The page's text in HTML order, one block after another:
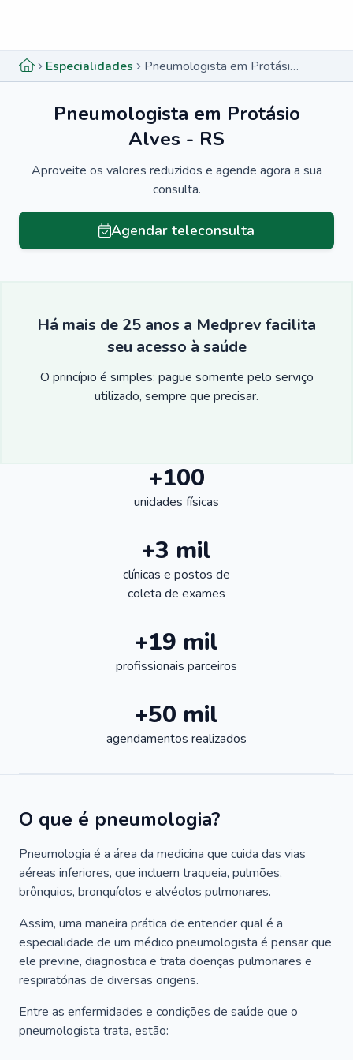
Especialidades Pneumologista em Protásio Alves - RS
Pneumologista em Protásio
Alves - RS
Aproveite os valores reduzidos e agende agora a sua
consulta.
Agendar teleconsulta
Há mais de 25 anos a Medprev facilita
seu acesso à saúde
O princípio é simples: pague somente pelo serviço
utilizado, sempre que precisar.
+100
unidades físicas
+3 mil
clínicas e postos de
coleta de exames
+19 mil
profissionais parceiros
+50 mil
agendamentos realizados
O que é pneumologia?
Pneumologia é a área da medicina que cuida das vias
aéreas inferiores, que incluem traqueia, pulmões,
brônquios, bronquíolos e alvéolos pulmonares.
Assim, uma maneira prática de entender qual é a
especialidade de um médico pneumologista é pensar que
ele previne, diagnostica e trata doenças pulmonares e
respiratórias de diversas origens.
Entre as enfermidades e condições de saúde que o
pneumologista trata, estão: